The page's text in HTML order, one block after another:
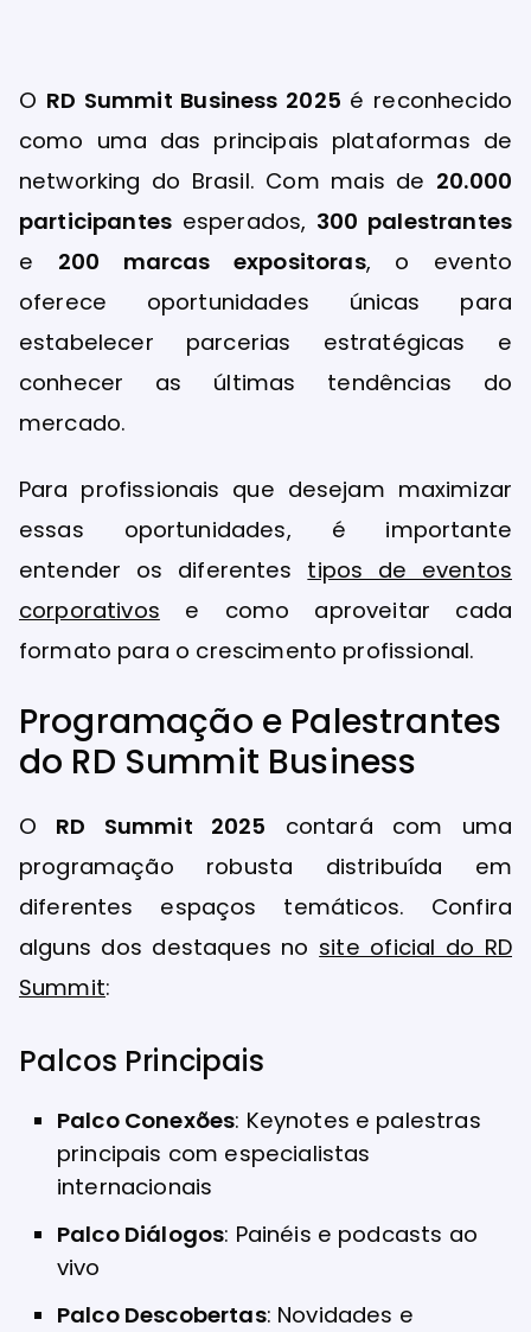
O RD Summit Business 2025 é reconhecido
como uma das principais plataformas de
networking do Brasil. Com mais de 20.000
participantes esperados, 300 palestrantes
e 200 marcas expositoras, o evento
oferece oportunidades únicas para
estabelecer parcerias estratégicas e
conhecer as últimas tendências do
mercado.
Para profissionais que desejam maximizar
essas oportunidades, é importante
entender os diferentes tipos de eventos
corporativos e como aproveitar cada
formato para o crescimento profissional.
Programação e Palestrantes
do RD Summit Business
O RD Summit 2025 contará com uma
programação robusta distribuída em
diferentes espaços temáticos. Confira
alguns dos destaques no site oficial do RD
Summit:
Palcos Principais
Palco Conexões: Keynotes e palestras
principais com especialistas
internacionais
Palco Diálogos: Painéis e podcasts ao
vivo
Palco Descobertas: Novidades e